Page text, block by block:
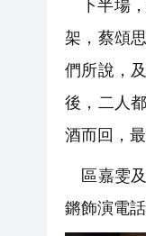
下半場，
架，蔡頌
們所說，
後，二人
酒而回，
區嘉雯及
鏘飾演電